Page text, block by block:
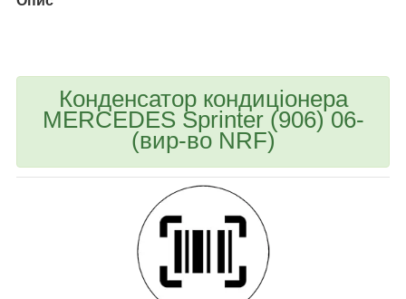
Конденсатор кондиціонера
MERCEDES Sprinter (906) 06-
(вир-во NRF)